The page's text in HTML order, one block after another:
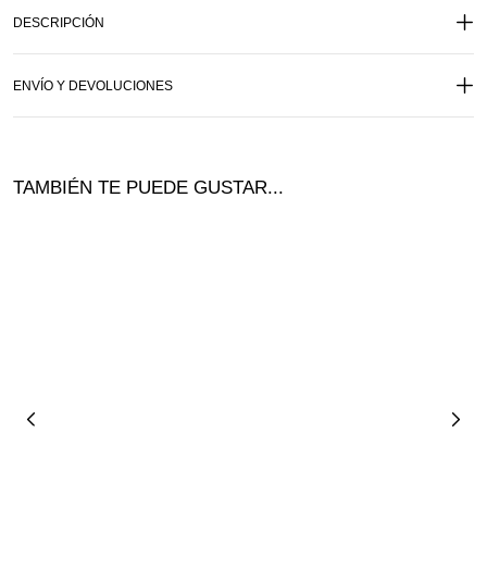
DESCRIPCIÓN
ENVÍO Y DEVOLUCIONES
TAMBIÉN TE PUEDE GUSTAR...